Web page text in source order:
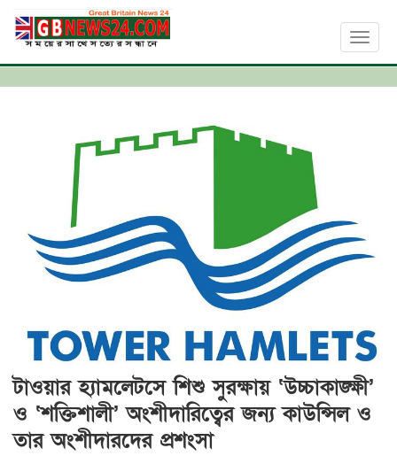
Toggle
টাওয়ার হ্যামলেটসে শিশু সুরক্ষায় ‘উচ্চাকাঙ্ক্ষী’
ও ‘শক্তিশালী’ অংশীদারিত্বের জন্য কাউন্সিল ও
তার অংশীদারদের প্রশংসা